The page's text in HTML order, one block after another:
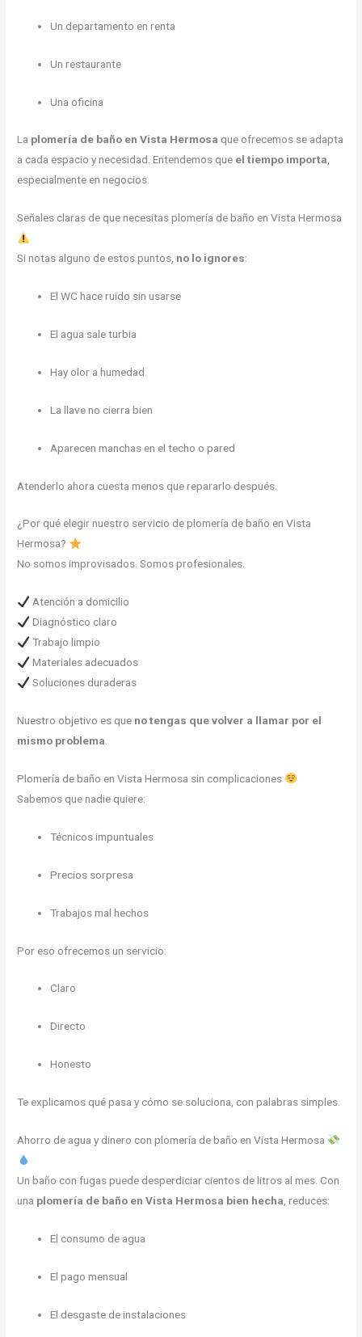
Un departamento en renta
Un restaurante
Una oficina
La plomería de baño en Vista Hermosa que ofrecemos se adapta
a cada espacio y necesidad. Entendemos que el tiempo importa,
especialmente en negocios.
Señales claras de que necesitas plomería de baño en Vista Hermosa
Si notas alguno de estos puntos, no lo ignores:
El WC hace ruido sin usarse
El agua sale turbia
Hay olor a humedad
La llave no cierra bien
Aparecen manchas en el techo o pared
Atenderlo ahora cuesta menos que repararlo después.
¿Por qué elegir nuestro servicio de plomería de baño en Vista
Hermosa?
No somos improvisados. Somos profesionales.
Atención a domicilio
Diagnóstico claro
Trabajo limpio
Materiales adecuados
Soluciones duraderas
Nuestro objetivo es que no tengas que volver a llamar por el
mismo problema
Plomería de baño en Vista Hermosa sin complicaciones
Sabemos que nadie quiere:
Técnicos impuntuales
Precios sorpresa
Trabajos mal hechos
Por eso ofrecemos un servicio:
Claro
Directo
Honesto
Te explicamos qué pasa y cómo se soluciona, con palabras simples.
Ahorro de agua y dinero con plomería de baño en Vista Hermosa
Un baño con fugas puede desperdiciar cientos de litros al mes. Con
una plomería de baño en Vista Hermosa bien hecha , reduces:
El consumo de agua
El pago mensual
El desgaste de instalaciones